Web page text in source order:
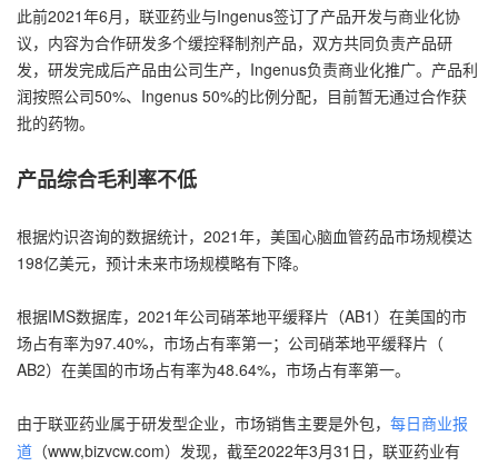
此前2021年6月，联亚药业与Ingenus签订了产品开发与商业化协
议，内容为合作研发多个缓控释制剂产品，双方共同负责产品研
发，研发完成后产品由公司生产，Ingenus负责商业化推广。产品利
润按照公司50%、Ingenus 50%的比例分配，目前暂无通过合作获
批的药物。
产品综合毛利率不低
根据灼识咨询的数据统计，2021年，美国心脑血管药品市场规模达
198亿美元，预计未来市场规模略有下降。
根据IMS数据库，2021年公司硝苯地平缓释片（AB1）在美国的市
场占有率为97.40%，市场占有率第一；公司硝苯地平缓释片（
AB2）在美国的市场占有率为48.64%，市场占有率第一。
由于联亚药业属于研发型企业，市场销售主要是外包， 每日商业报
道 （www,bizvcw.com）发现，截至2022年3月31日，联亚药业有